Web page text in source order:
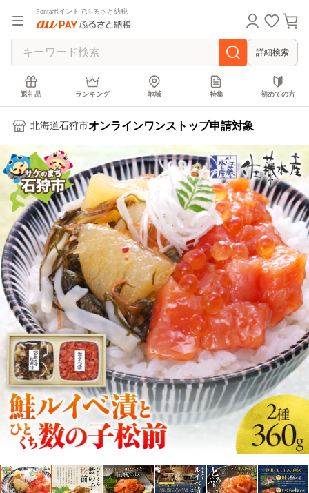
Pontaポイントでふるさと納税
詳細検索
返礼品 ランキング 地域 特集 初めての方
北海道石狩市オンラインワンストップ申請対象